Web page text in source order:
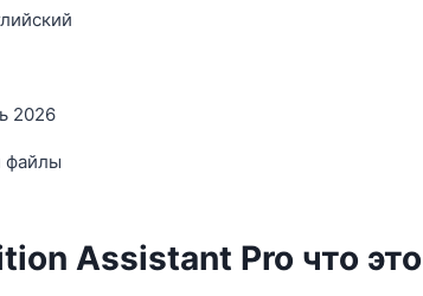
2026
файлы
Assistant Pro что это